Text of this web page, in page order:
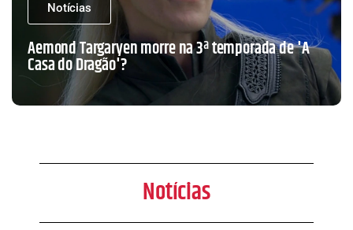
Notícias
Aemond Targaryen morre na 3ª temporada de 'A
Casa do Dragão'?
Notícias